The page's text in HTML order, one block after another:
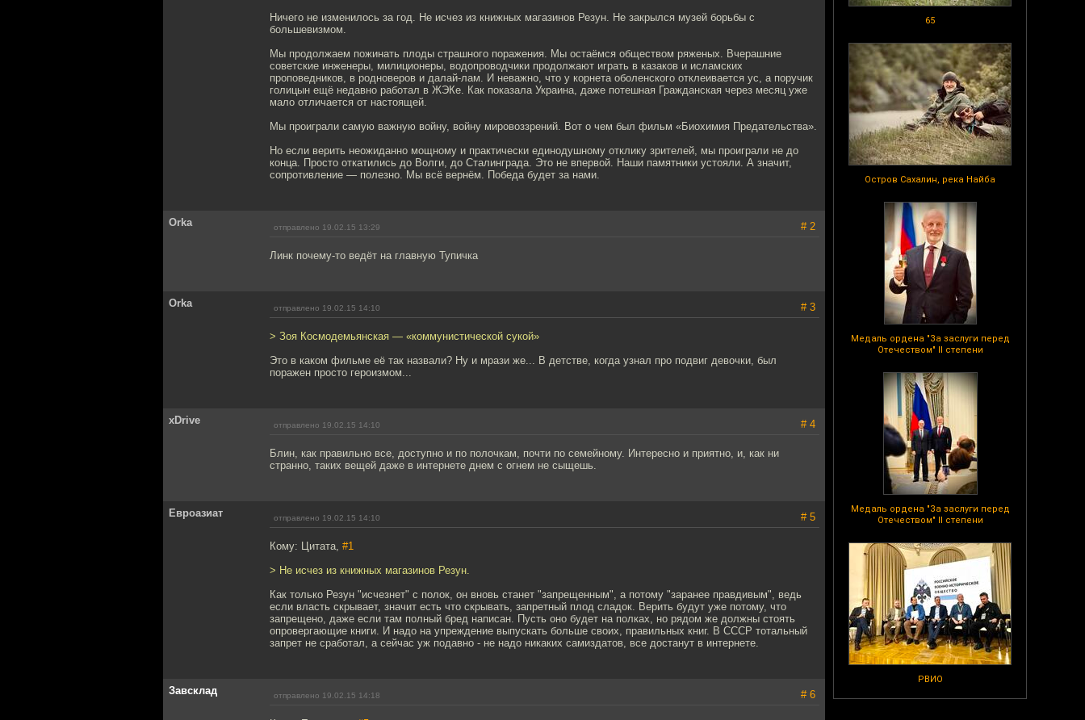
65
Остров Сахалин, река Найба
Медаль ордена "За заслуги перед
Отечеством" II степени
Медаль ордена "За заслуги перед
Отечеством" II степени
РВИО
Ничего не изменилось за год. Не исчез из книжных магазинов Резун. Не закрылся музей борьбы с
большевизмом.
Мы продолжаем пожинать плоды страшного поражения. Мы остаёмся обществом ряженых. Вчерашние
советские инженеры, милиционеры, водопроводчики продолжают играть в казаков и исламских
проповедников, в родноверов и далай-лам. И неважно, что у корнета оболенского отклеивается ус, а поручик
голицын ещё недавно работал в ЖЭКе. Как показала Украина, даже потешная Гражданская через месяц уже
мало отличается от настоящей.
Мы проиграли самую важную войну, войну мировоззрений. Вот о чем был фильм «Биохимия Предательства».
Но если верить неожиданно мощному и практически единодушному отклику зрителей, мы проиграли не до
конца. Просто откатились до Волги, до Сталинграда. Это не впервой. Наши памятники устояли. А значит,
сопротивление — полезно. Мы всё вернём. Победа будет за нами.
Orka отправлено 19.02.15 13:29 # 2
Линк почему-то ведёт на главную Тупичка
Orka отправлено 19.02.15 14:10 # 3
> Зоя Космодемьянская — «коммунистической сукой»
Это в каком фильме её так назвали? Ну и мрази же... В детстве, когда узнал про подвиг девочки, был
поражен просто героизмом...
xDrive отправлено 19.02.15 14:10 # 4
Блин, как правильно все, доступно и по полочкам, почти по семейному. Интересно и приятно, и, как ни
странно, таких вещей даже в интернете днем с огнем не сыщешь.
Евроазиат отправлено 19.02.15 14:10 # 5
Кому: Цитата, #1
> Не исчез из книжных магазинов Резун.
Как только Резун "исчезнет" с полок, он вновь станет "запрещенным", а потому "заранее правдивым", ведь
если власть скрывает, значит есть что скрывать, запретный плод сладок. Верить будут уже потому, что
запрещено, даже если там полный бред написан. Пусть оно будет на полках, но рядом же должны стоять
опровергающие книги. И надо на упреждение выпускать больше своих, правильных книг. В СССР тотальный
запрет не сработал, а сейчас уж подавно - не надо никаких самиздатов, все достанут в интернете.
Завсклад отправлено 19.02.15 14:18 # 6